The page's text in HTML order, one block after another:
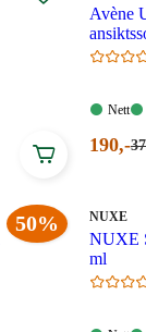
Avène
Nett:
Nett
kroner.
190,-
50% MERKE
NUXE
NUXE
ml